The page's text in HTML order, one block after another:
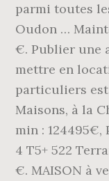
parmi toutes
Oudon …
€. Publier une
mettre en
particuliers est
Maisons, à la
min : 124495€,
4 T5+ 522
€. MAISON à